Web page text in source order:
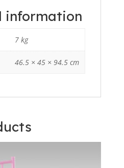
information
7 kg
46.5 × 45 × 94.5 cm